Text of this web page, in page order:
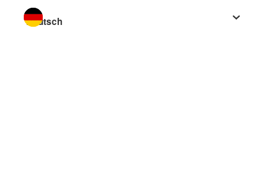
Sprache wechseln zu